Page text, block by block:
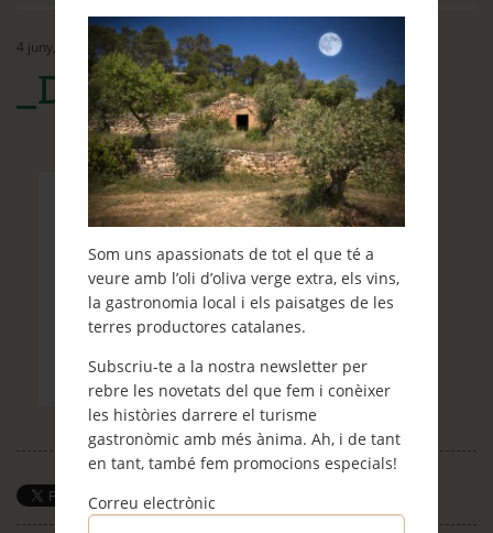
Som uns apassionats de tot el que té a
veure amb l’oli d’oliva verge extra, els vins,
la gastronomia local i els paisatges de les
terres productores catalanes.
Subscriu-te a la nostra newsletter per
rebre les novetats del que fem i conèixer
les històries darrere el turisme
gastronòmic amb més ànima. Ah, i de tant
en tant, també fem promocions especials!
Correu electrònic
Contacte
Què et ve de gust fer?
4 juny, 2015
_DSC5383
Save